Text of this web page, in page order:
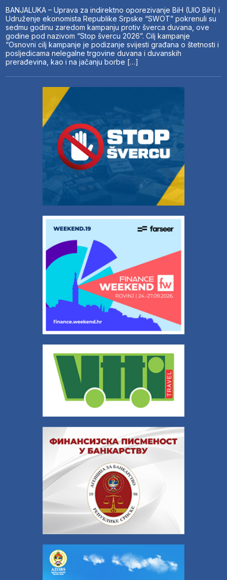
BANJALUKA – Uprava za indirektno oporezivanje BiH (UIO BiH) i
Udruženje ekonomista Republike Srpske “SWOT” pokrenuli su
sedmu godinu zaredom kampanju protiv šverca duvana, ove
godine pod nazivom “Stop švercu 2026”. Cilj kampanje
“Osnovni cilj kampanje je podizanje svijesti građana o štetnosti i
posljedicama nelegalne trgovine duvana i duvanskih
prerađevina, kao i na jačanju borbe […]